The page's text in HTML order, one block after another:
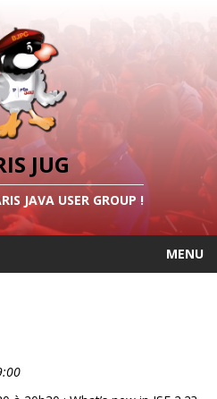
JUG
JAVA USER GROUP !
MENU